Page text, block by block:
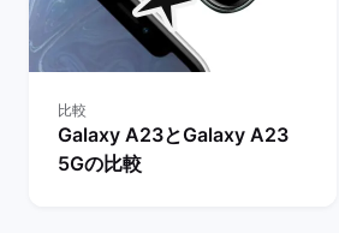
比較
Galaxy A23とGalaxy A23
5Gの比較